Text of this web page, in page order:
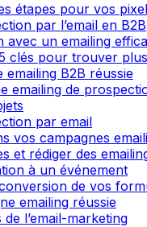
étapes pour vos
par l’email en B2B
un emailing
clés pour trouver
emailing B2B réussie
emailing de
par email
vos campagnes
et rédiger des
à un événement
de vos
emailing réussie
l’email-marketing